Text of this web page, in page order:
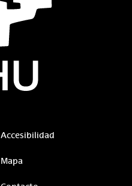
Accesibilidad
Mapa